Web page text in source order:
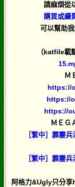
請麻煩從
購買或續
可以幫助
（katfile載
Ｍ
https://
https://
https://
ＭＥＧ
［繁中］霹靂
［繁中］霹靂
阿格力&Ugly只分